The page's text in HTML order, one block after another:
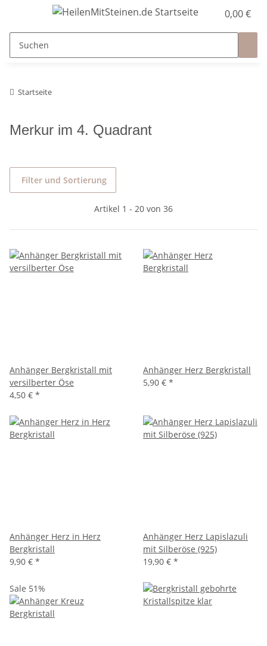
0,00 €
Startseite
Merkur im 4. Quadrant
Filter und Sortierung
Artikel 1 - 20 von 36
Anhänger Bergkristall mit
versilberter Öse
4,50 € *
Anhänger Herz Bergkristall
5,90 € *
Anhänger Herz in Herz
Bergkristall
9,90 € *
Anhänger Herz Lapislazuli
mit Silberöse (925)
19,90 € *
Sale 51%